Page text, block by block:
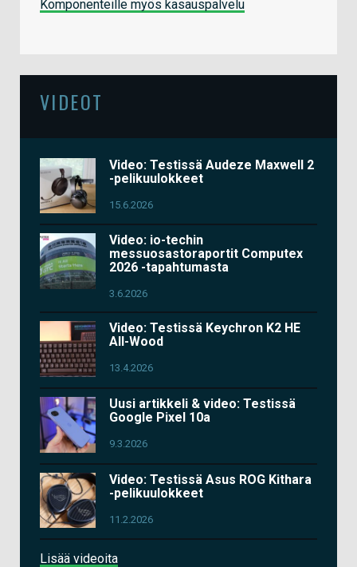
Komponenteille myös kasauspalvelu
VIDEOT
Video: Testissä Audeze Maxwell 2
-pelikuulokkeet
15.6.2026
Video: io-techin
messuosastoraportit Computex
2026 -tapahtumasta
3.6.2026
Video: Testissä Keychron K2 HE
All-Wood
13.4.2026
Uusi artikkeli & video: Testissä
Google Pixel 10a
9.3.2026
Video: Testissä Asus ROG Kithara
-pelikuulokkeet
11.2.2026
Lisää videoita